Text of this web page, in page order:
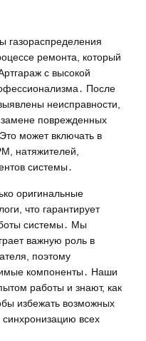
газораспределения
ремонта, который
с высокой
После
неисправности,
поврежденных
может включать в
натяжителей,
системы․
оригинальные
что гарантирует
системы․ Мы
важную роль в
поэтому
компоненты․ Наши
работы и знают, как
избежать возможных
всех